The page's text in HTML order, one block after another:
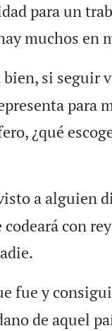
para un
muchos en
bien, si seguir
para
¿qué
a alguien
codeará con
fue y
de aquel